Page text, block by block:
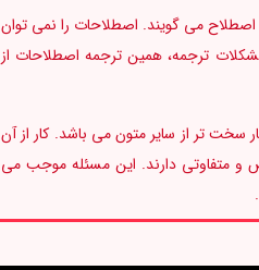
می گویند. اصطلاحات را نمی توان
ترجمه، همین ترجمه اصطلاحات از
تر از سایر متون می باشد. کار از آن
و متفاوتی دارند. این مسئله موجب می